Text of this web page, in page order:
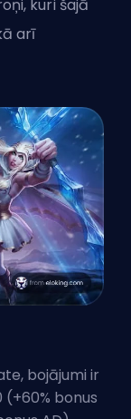
kuri šajā
arī
bojājumi ir
bonus